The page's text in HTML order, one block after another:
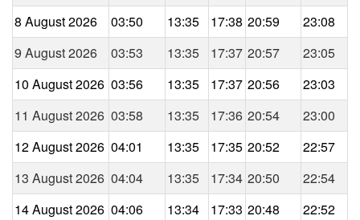
8 August 2026
03:50 13:35 17:38 20:59
23:08
9 August 2026
03:53 13:35 17:37 20:57
23:05
10 August 2026 03:56 13:35 17:37 20:56
23:03
11 August 2026 03:58 13:35 17:36 20:54
23:00
12 August 2026 04:01 13:35 17:35 20:52
22:57
13 August 2026 04:04 13:35 17:34 20:50
22:54
14 August 2026 04:06 13:34 17:33 20:48
22:52